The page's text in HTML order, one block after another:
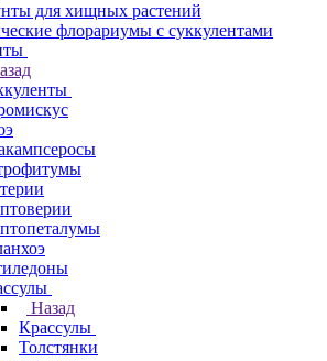
для хищных растений
флорариумы с суккулентами
Назад
Крассулы
Толстянки